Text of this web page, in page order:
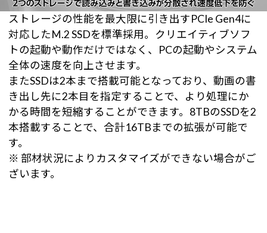
ストレージの性能を最大限に引き出すPCIe Gen4に
対応したM.2 SSDを標準採用。クリエイティブソフ
トの起動や動作だけではなく、PCの起動やシステム
全体の速度を向上させます。
またSSDは2本まで搭載可能となっており、動画の書
き出し先に2本目を指定することで、より処理にか
かる時間を短縮することができます。8TBのSSDを2
本搭載することで、合計16TBまでの拡張が可能で
す。
※ 部材状況によりカスタマイズができない場合がご
ざいます。